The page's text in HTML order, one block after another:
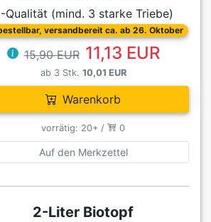
Qualität (mind. 3 starke Triebe)
versandbereit ca. ab 26. Oktober
15,90 EUR 11,13 EUR
ab 3 Stk. 10,01 EUR
Warenkorb
vorrätig: 20+ / 0
Auf den Merkzettel
2-Liter Biotopf